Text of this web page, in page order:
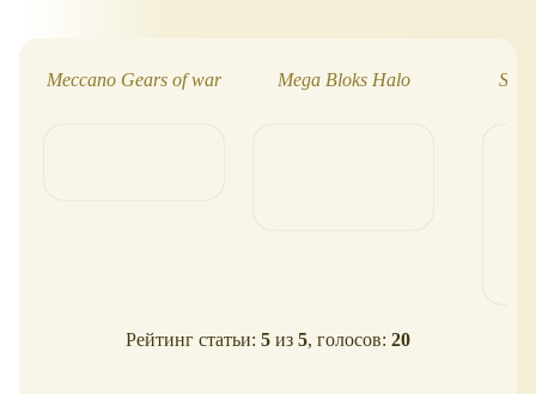
Meccano Gears of war Mega Bloks Halo
Рейтинг статьи: 5 из 5, голосов: 20